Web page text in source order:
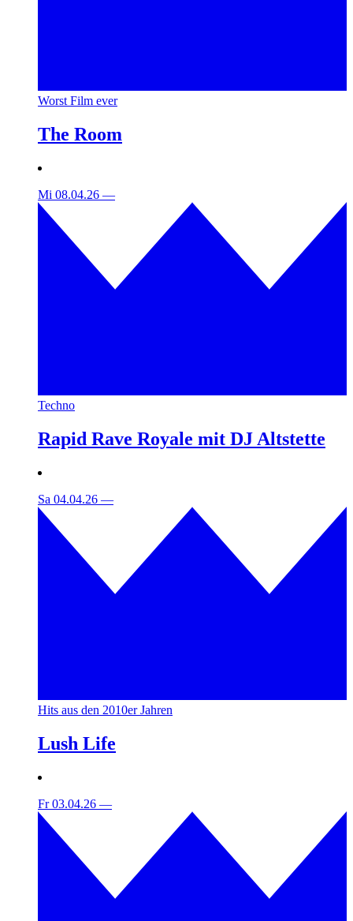
Worst Film ever
The Room
Mi 08.04.26 —
Techno
Rapid Rave Royale mit DJ Altstette
Sa 04.04.26 —
Hits aus den 2010er Jahren
Lush Life
Fr 03.04.26 —